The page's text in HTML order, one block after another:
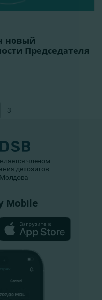
новый
Председателя
3
членом
депозитов
Mobile